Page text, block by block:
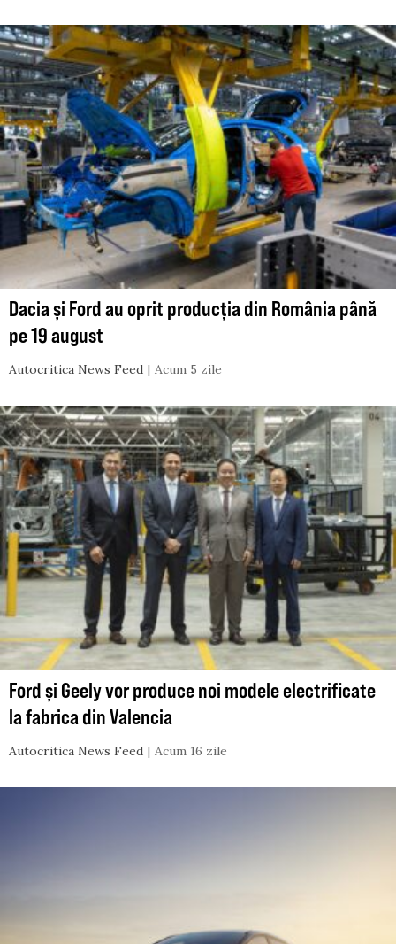
Dacia și Ford au oprit producția din România până
pe 19 august
Autocritica News Feed Acum 5 zile
Ford și Geely vor produce noi modele electrificate
la fabrica din Valencia
Autocritica News Feed Acum 16 zile